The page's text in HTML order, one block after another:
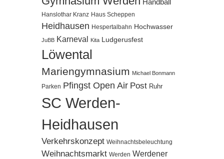
Handball
Hanslothar Kranz Haus Scheppen
Heidhausen Hespertalbahn Hochwasser
JuBB Karneval Kita Ludgerusfest
Löwental
Mariengymnasium Michael Bonmann
Parken Pfingst Open Air Post Ruhr
SC Werden-
Heidhausen
Verkehrskonzept Weihnachtsbeleuchtung
Weihnachtsmarkt Werden Werdener